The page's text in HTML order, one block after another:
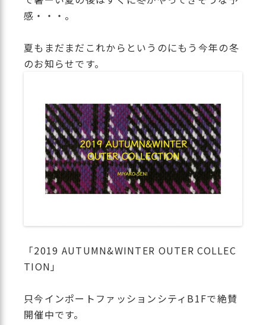
感・・・。
夏もまだまだこれからというのにもう今年の冬
のお知らせです。
「2019 AUTUMN&WINTER OUTER COLLEC
TION」
只今インポートファッションシティB1Fで絶賛
開催中です。